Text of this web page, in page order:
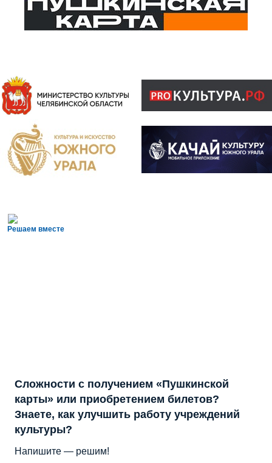
Решаем вместе
Сложности с получением «Пушкинской
карты» или приобретением билетов?
Знаете, как улучшить работу учреждений
культуры?
Напишите — решим!